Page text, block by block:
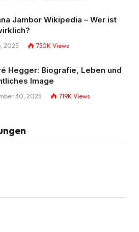
Jambor Wikipedia – Wer ist
2025 750K Views
Hegger: Biografie, Leben und
Image
30, 2025 719K Views